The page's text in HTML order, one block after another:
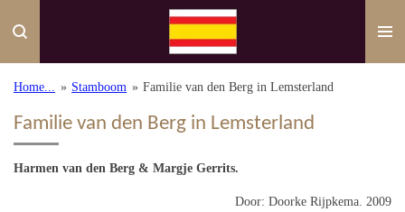
direct
de
Home... » Stamboom » Familie van den Berg in Lemsterland
Familie van den Berg in Lemsterland
Harmen van den Berg & Margje Gerrits.
Door: Doorke Rijpkema. 2009